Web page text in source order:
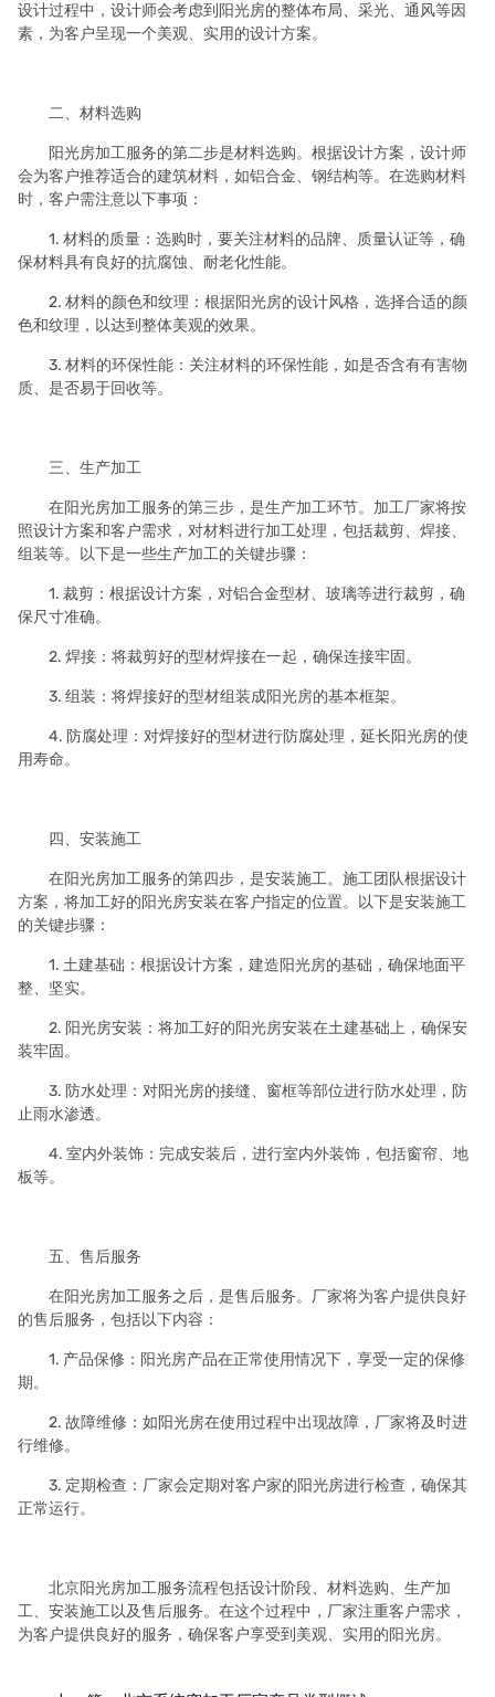
设计过程中，设计师会考虑到阳光房的整体布局、采光、通风等因
素，为客户呈现一个美观、实用的设计方案。
二、材料选购
阳光房加工服务的第二步是材料选购。根据设计方案，设计师
会为客户推荐适合的建筑材料，如铝合金、钢结构等。在选购材料
时，客户需注意以下事项：
1. 材料的质量：选购时，要关注材料的品牌、质量认证等，确
保材料具有良好的抗腐蚀、耐老化性能。
2. 材料的颜色和纹理：根据阳光房的设计风格，选择合适的颜
色和纹理，以达到整体美观的效果。
3. 材料的环保性能：关注材料的环保性能，如是否含有有害物
质、是否易于回收等。
三、生产加工
在阳光房加工服务的第三步，是生产加工环节。加工厂家将按
照设计方案和客户需求，对材料进行加工处理，包括裁剪、焊接、
组装等。以下是一些生产加工的关键步骤：
1. 裁剪：根据设计方案，对铝合金型材、玻璃等进行裁剪，确
保尺寸准确。
2. 焊接：将裁剪好的型材焊接在一起，确保连接牢固。
3. 组装：将焊接好的型材组装成阳光房的基本框架。
4. 防腐处理：对焊接好的型材进行防腐处理，延长阳光房的使
用寿命。
四、安装施工
在阳光房加工服务的第四步，是安装施工。施工团队根据设计
方案，将加工好的阳光房安装在客户指定的位置。以下是安装施工
的关键步骤：
1. 土建基础：根据设计方案，建造阳光房的基础，确保地面平
整、坚实。
2. 阳光房安装：将加工好的阳光房安装在土建基础上，确保安
装牢固。
3. 防水处理：对阳光房的接缝、窗框等部位进行防水处理，防
止雨水渗透。
4. 室内外装饰：完成安装后，进行室内外装饰，包括窗帘、地
板等。
五、售后服务
在阳光房加工服务之后，是售后服务。厂家将为客户提供良好
的售后服务，包括以下内容：
1. 产品保修：阳光房产品在正常使用情况下，享受一定的保修
期。
2. 故障维修：如阳光房在使用过程中出现故障，厂家将及时进
行维修。
3. 定期检查：厂家会定期对客户家的阳光房进行检查，确保其
正常运行。
北京阳光房加工服务流程包括设计阶段、材料选购、生产加
工、安装施工以及售后服务。在这个过程中，厂家注重客户需求，
为客户提供良好的服务，确保客户享受到美观、实用的阳光房。